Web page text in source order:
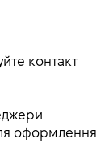
контакт
оформлення